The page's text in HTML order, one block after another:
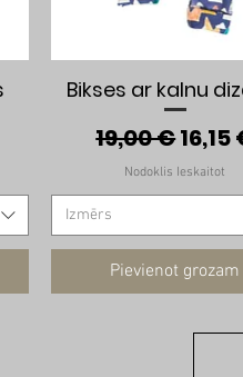
cena
Ātrais skats
Bikses ar kalnu
Parastā
19,00 €16,15
Nodoklis Ieskaitot
Izmērs
Pievienot grozam